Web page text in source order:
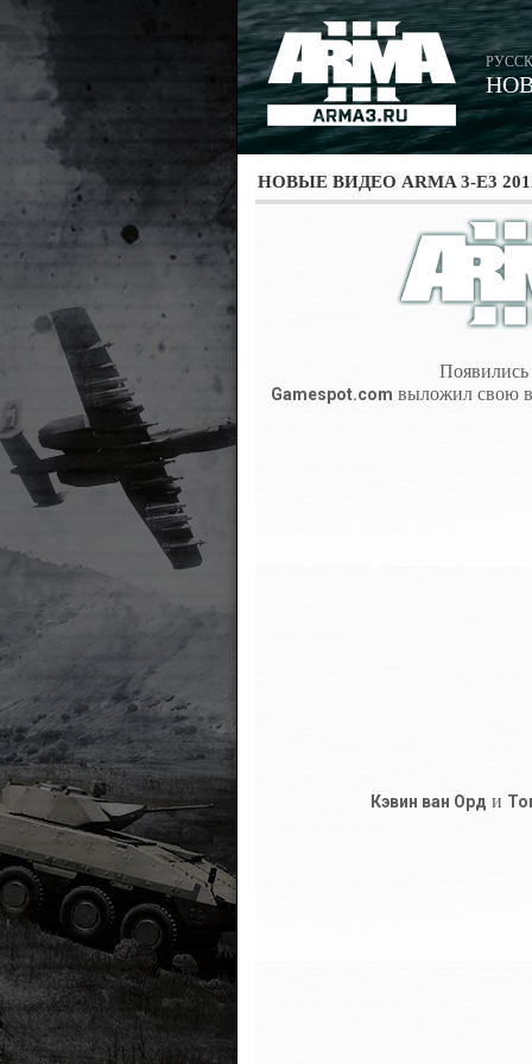
НОВЫЕ ВИДЕО ARMA 3-E3
Gamespot.com выложил свою
Кэвин ван Орд и